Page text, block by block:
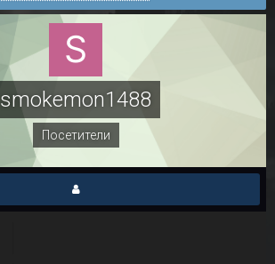
smokemon1488
Посетители